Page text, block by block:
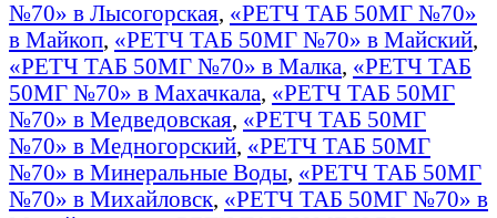
№70» в Лысогорская, «РЕТЧ ТАБ 50МГ №70»
в Майкоп, «РЕТЧ ТАБ 50МГ №70» в Майский,
«РЕТЧ ТАБ 50МГ №70» в Малка, «РЕТЧ ТАБ
50МГ №70» в Махачкала, «РЕТЧ ТАБ 50МГ
№70» в Медведовская, «РЕТЧ ТАБ 50МГ
№70» в Медногорский, «РЕТЧ ТАБ 50МГ
№70» в Минеральные Воды, «РЕТЧ ТАБ 50МГ
№70» в Михайловск, «РЕТЧ ТАБ 50МГ №70» в